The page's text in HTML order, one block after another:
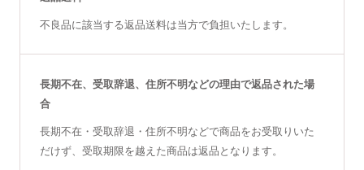
不良品に該当する返品送料は当方で負担いたします。
長期不在、受取辞退、住所不明などの理由で返品された場
合
長期不在・受取辞退・住所不明などで商品をお受取りいた
だけず、受取期限を越えた商品は返品となります。